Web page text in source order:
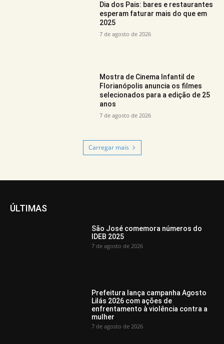
Dia dos Pais: bares e restaurantes
esperam faturar mais do que em
2025
7 de agosto de 2026
Mostra de Cinema Infantil de
Florianópolis anuncia os filmes
selecionados para a edição de 25
anos
7 de agosto de 2026
Carregar mais
ÚLTIMAS
São José comemora números do
IDEB 2025
7 de agosto de 2026
Prefeitura lança campanha Agosto
Lilás 2026 com ações de
enfrentamento à violência contra a
mulher
7 de agosto de 2026